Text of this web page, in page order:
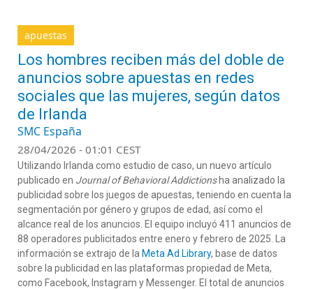
apuestas
Los hombres reciben más del doble de
anuncios sobre apuestas en redes
sociales que las mujeres, según datos
de Irlanda
SMC España
28/04/2026 - 01:01 CEST
Utilizando Irlanda como estudio de caso, un nuevo artículo
publicado en Journal of Behavioral Addictionsha analizado la
publicidad sobre los juegos de apuestas, teniendo en cuenta la
segmentación por género y grupos de edad, así como el
alcance real de los anuncios. El equipo incluyó 411 anuncios de
88 operadores publicitados entre enero y febrero de 2025. La
información se extrajo de la Meta Ad Library, base de datos
sobre la publicidad en las plataformas propiedad de Meta,
como Facebook, Instagram y Messenger. El total de anuncios